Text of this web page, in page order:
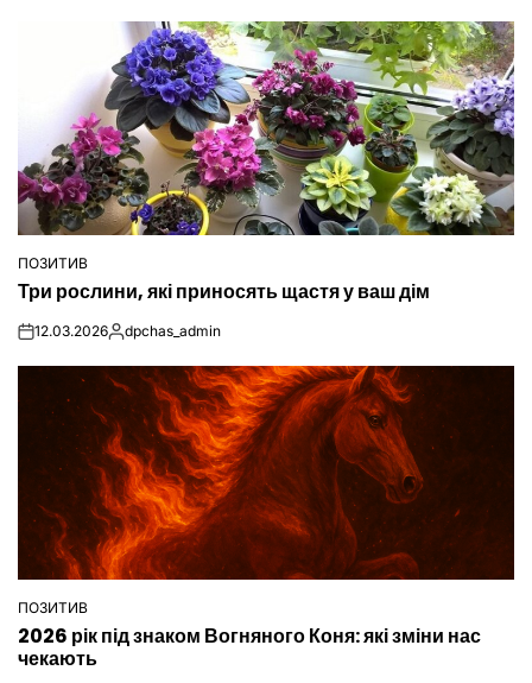
ОПУБЛІКУВАТИ
ПОЗИТИВ
Три рослини, які приносять щастя у ваш дім
on12.03.2026Опубліковано
dpchas_admin
ОПУБЛІКУВАТИ
У
ПОЗИТИВ
2026 рік під знаком Вогняного Коня: які зміни нас
чекають